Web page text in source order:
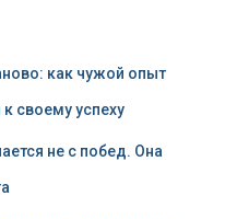
как чужой опыт
своему успеху
не с побед. Она